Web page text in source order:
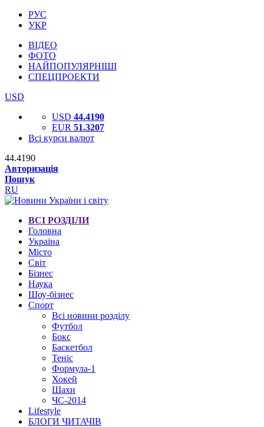
РУС
УКР
ВІДЕО
ФОТО
НАЙПОПУЛЯРНІШІ
СПЕЦПРОЕКТИ
USD
USD 44.4190
EUR 51.3207
Всі курси валют
44.4190
Авторизація
Пошук
RU
ВСІ РОЗДІЛИ
Головна
Україна
Місто
Світ
Бізнес
Наука
Шоу-бізнес
Спорт
Всі новини розділу
Футбол
Бокс
Баскетбол
Теніс
Формула-1
Хокей
Шахи
ЧС-2014
Lifestyle
БЛОГИ ЧИТАЧІВ